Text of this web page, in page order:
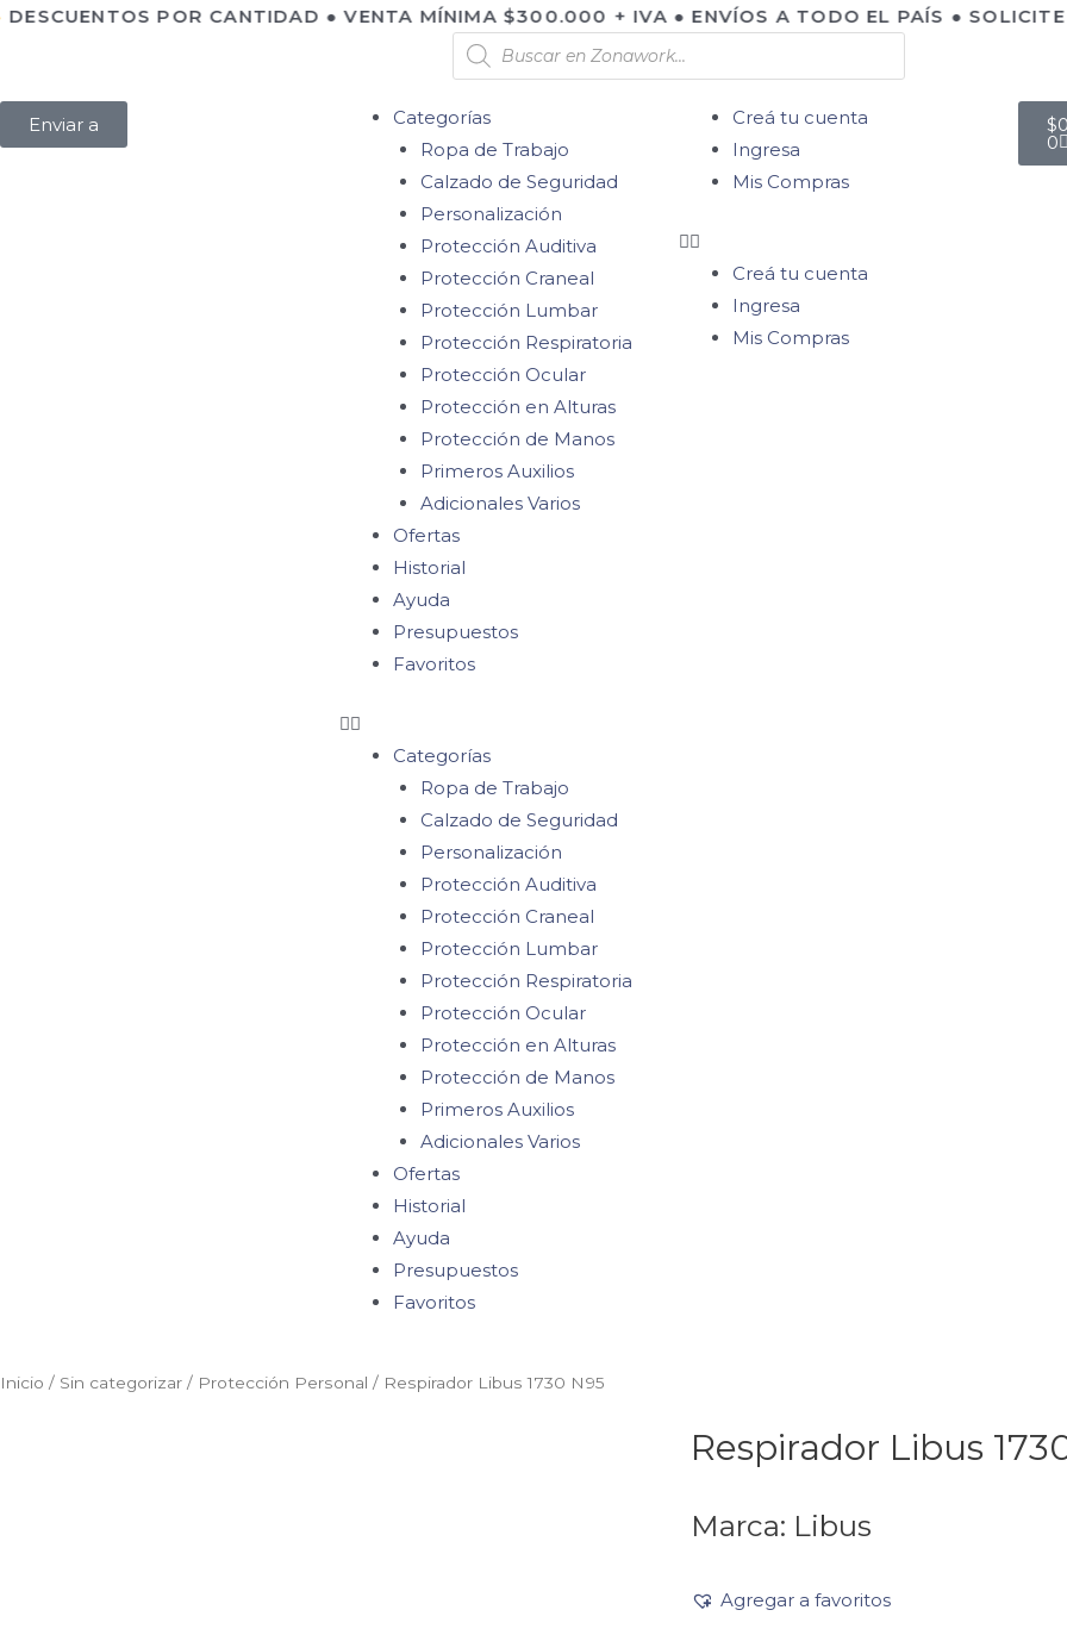
POR CANTIDAD ● VENTA MÍNIMA $300.000 + IVA ● ENVÍOS A TODO EL PAÍS ● SOLICITE
Enviar a
Categorías
Ropa de Trabajo
Calzado de Seguridad
Personalización
Protección Auditiva
Protección Craneal
Protección Lumbar
Protección Respiratoria
Protección Ocular
Protección en Alturas
Protección de Manos
Primeros Auxilios
Adicionales Varios
Ofertas
Historial
Ayuda
Presupuestos
Favoritos
Categorías
Ropa de Trabajo
Calzado de Seguridad
Personalización
Protección Auditiva
Protección Craneal
Protección Lumbar
Protección Respiratoria
Protección Ocular
Protección en Alturas
Protección de Manos
Primeros Auxilios
Adicionales Varios
Ofertas
Historial
Ayuda
Presupuestos
Favoritos
Creá tu cuenta
Ingresa
Mis Compras
Creá tu cuenta
Ingresa
Mis Compras
$
0
Inicio / Sin categorizar / Protección Personal / Respirador Libus 1730 N95
Respirador Libus
Marca: Libus
Agregar a favoritos